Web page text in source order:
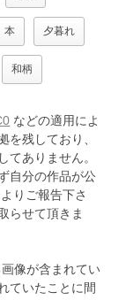
本 夕暮れ
和柄
などの適用によ
を残しており、
てありません。
自分の作品が公
よりご報告下さ
らせて頂きま
像が含まれてい
ていたことに間